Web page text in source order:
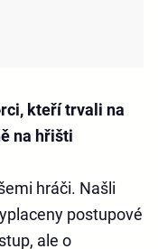
kteří trvali na
na hřišti
hráči. Našli
postupové
ale o